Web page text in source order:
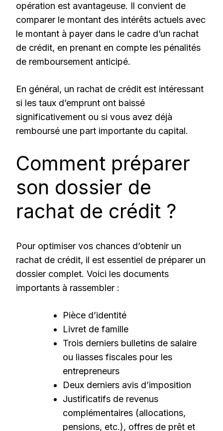
opération est avantageuse. Il convient de
comparer le montant des intérêts actuels avec
le montant à payer dans le cadre d’un rachat
de crédit, en prenant en compte les pénalités
de remboursement anticipé.
En général, un rachat de crédit est intéressant
si les taux d’emprunt ont baissé
significativement ou si vous avez déjà
remboursé une part importante du capital.
Comment préparer
son dossier de
rachat de crédit ?
Pour optimiser vos chances d’obtenir un
rachat de crédit, il est essentiel de préparer un
dossier complet. Voici les documents
importants à rassembler :
Pièce d’identité
Livret de famille
Trois derniers bulletins de salaire
ou liasses fiscales pour les
entrepreneurs
Deux derniers avis d’imposition
Justificatifs de revenus
complémentaires (allocations,
pensions, etc.), offres de prêt et